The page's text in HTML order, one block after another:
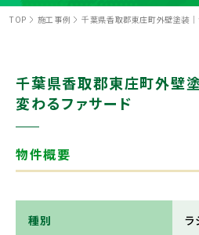
TOP 施工事例 千葉県香取郡東庄町外壁塗装｜
千葉県香取郡東庄町外壁
変わるファサード
物件概要
種別 ラ